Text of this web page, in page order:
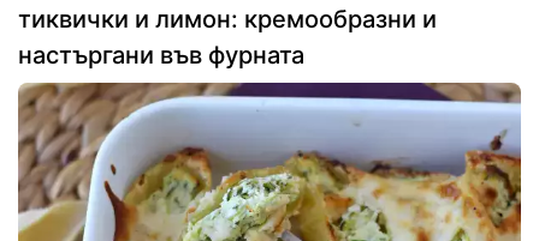
тиквички и лимон: кремообразни и
настъргани във фурната